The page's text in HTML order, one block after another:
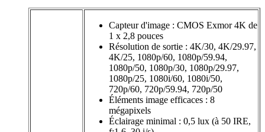
Capteur d'image : CMOS Exmor 4K de
1 x 2,8 pouces
Résolution de sortie : 4K/30, 4K/29.97,
4K/25, 1080p/60, 1080p/59.94,
1080p/50, 1080p/30, 1080p/29.97,
1080p/25, 1080i/60, 1080i/50,
720p/60, 720p/59.94, 720p/50
Éléments image efficaces : 8
mégapixels
Éclairage minimal : 0,5 lux (à 50 IRE,